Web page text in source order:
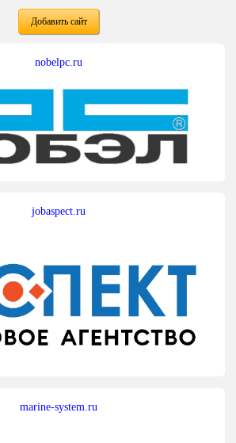
Добавить сайт
nobelpc.ru
jobaspect.ru
marine-system.ru